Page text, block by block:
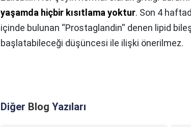
yaşamda hiçbir kısıtlama yoktur. Son 4
içinde bulunan “Prostaglandin'' denen lipid
başlatabileceği düşüncesi ile ilişki önerilmez.
Diğer Blog Yazıları